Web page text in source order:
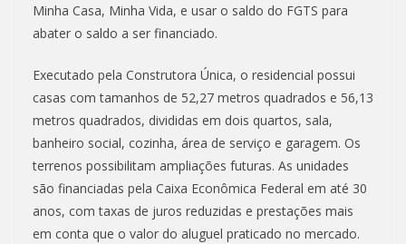
Minha Casa, Minha Vida, e usar o saldo do FGTS para
abater o saldo a ser financiado.
Executado pela Construtora Única, o residencial possui
casas com tamanhos de 52,27 metros quadrados e 56,13
metros quadrados, divididas em dois quartos, sala,
banheiro social, cozinha, área de serviço e garagem. Os
terrenos possibilitam ampliações futuras. As unidades
são financiadas pela Caixa Econômica Federal em até 30
anos, com taxas de juros reduzidas e prestações mais
em conta que o valor do aluguel praticado no mercado.